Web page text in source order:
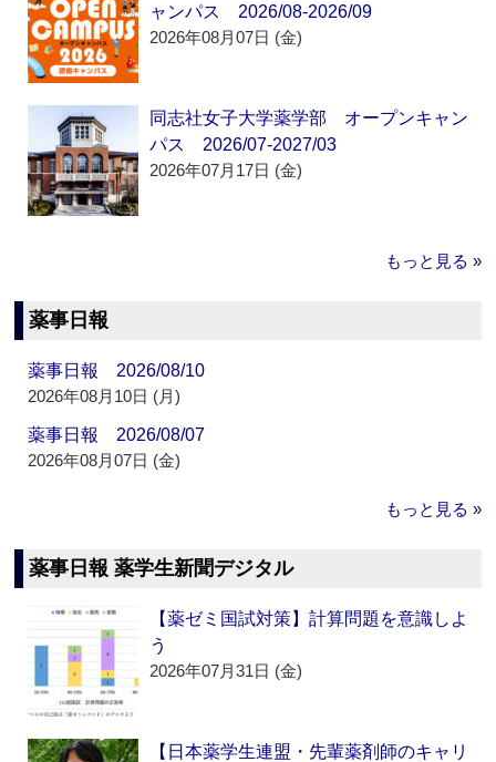
ャンパス 2026/08-2026/09
2026年08月07日 (金)
同志社女子大学薬学部 オープンキャン
パス 2026/07-2027/03
2026年07月17日 (金)
もっと見る »
薬事日報
薬事日報 2026/08/10
2026年08月10日 (月)
薬事日報 2026/08/07
2026年08月07日 (金)
もっと見る »
薬事日報 薬学生新聞デジタル
【薬ゼミ国試対策】計算問題を意識しよ
う
2026年07月31日 (金)
【日本薬学生連盟・先輩薬剤師のキャリ